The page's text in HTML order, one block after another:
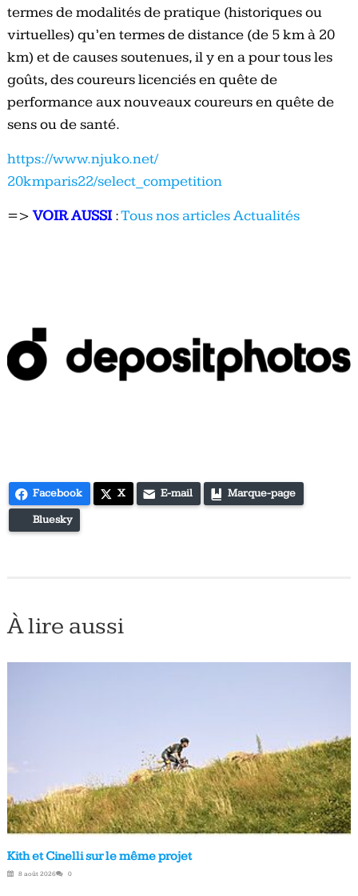
termes de modalités de pratique (historiques ou
virtuelles) qu’en termes de distance (de 5 km à 20
km) et de causes soutenues, il y en a pour tous les
goûts, des coureurs licenciés en quête de
performance aux nouveaux coureurs en quête de
sens ou de santé.
https://www.njuko.net/
20kmparis22/select_competition
=>VOIR AUSSI:Tous nos articles Actualités
Facebook X E-mail Marque-page
Bluesky
À lire aussi
Kith et Cinelli sur le même projet
8 août 2026 0